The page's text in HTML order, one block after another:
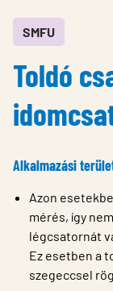
Támogatás
Lindabról
Choose
Hungary
SMFU
Toldó
Alkalmazási
Azon
mérés, így
légcsatornát
Ez esetben a
szegeccsel